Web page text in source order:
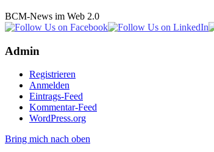
BCM-News im Web 2.0
Admin
Registrieren
Anmelden
Eintrags-Feed
Kommentar-Feed
WordPress.org
Bring mich nach oben